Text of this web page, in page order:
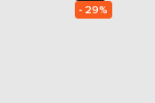
- 29%